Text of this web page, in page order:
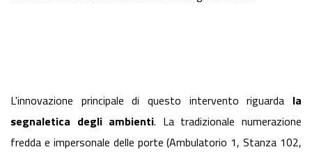
L'innovazione principale di questo intervento riguarda la
segnaletica degli ambienti. La tradizionale numerazione
fredda e impersonale delle porte (Ambulatorio 1, Stanza 102,